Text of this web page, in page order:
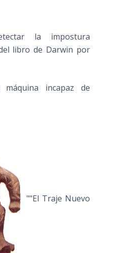
la impostura
libro de Darwin por
incapaz de
""El Traje Nuevo